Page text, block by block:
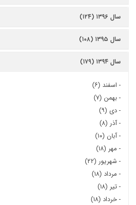
سال ۱۳۹۶ (۱۲۴)
سال ۱۳۹۵ (۱۰۸)
سال ۱۳۹۴ (۱۷۹)
- اسفند (۶)
-بهمن (۷)
-دی (۹)
-آذر (۸)
-آبان (۱۰)
- مهر (۱۸)
- شهریور (۲۲)
- مرداد (۱۸)
-تیر (۱۸)
-خرداد (۱۸)